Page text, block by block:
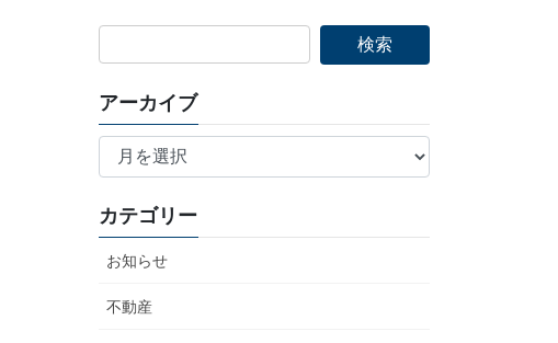
アーカイブ
ア
イ
ブ
カテゴリー
お知らせ
不動産